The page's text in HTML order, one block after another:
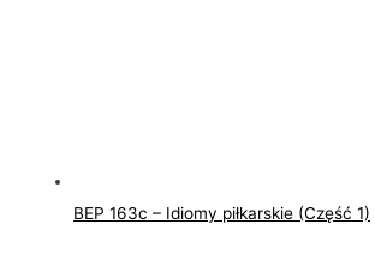
BEP 163c – Idiomy piłkarskie (Część 1)